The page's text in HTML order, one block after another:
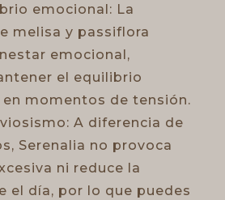
emocional: La
melisa y passiflora
emocional,
el equilibrio
momentos de tensión.
A diferencia de
Serenalia no provoca
ni reduce la
el día, por lo que puedes